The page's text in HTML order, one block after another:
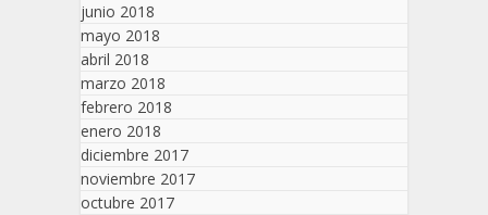
junio 2018
mayo 2018
abril 2018
marzo 2018
febrero 2018
enero 2018
diciembre 2017
noviembre 2017
octubre 2017